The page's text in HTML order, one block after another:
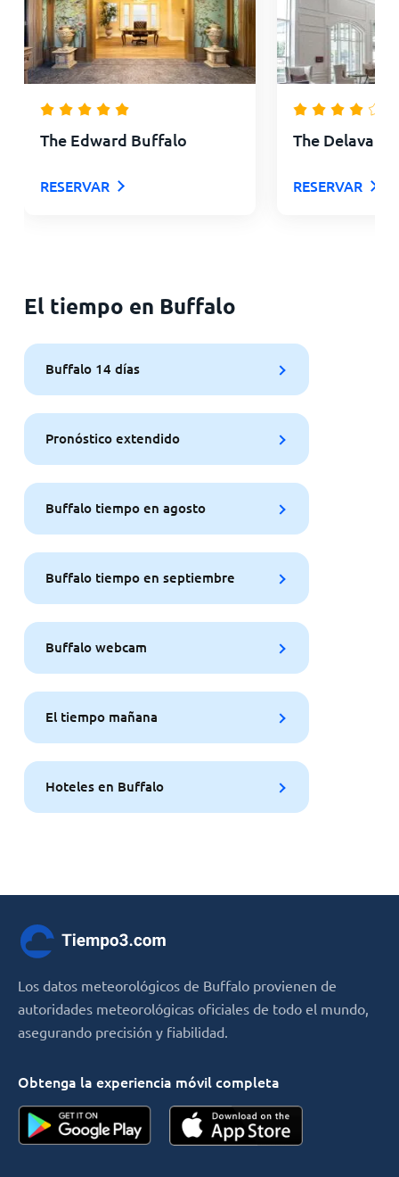
The Edward Buffalo
RESERVAR
The Delavan
RESERVAR
El tiempo en Buffalo
Buffalo 14 días
Pronóstico extendido
Buffalo tiempo en agosto
Buffalo tiempo en septiembre
Buffalo webcam
El tiempo mañana
Hoteles en Buffalo
Los datos meteorológicos de Buffalo provienen de
autoridades meteorológicas oficiales de todo el mundo,
asegurando precisión y fiabilidad.
Obtenga la experiencia móvil completa